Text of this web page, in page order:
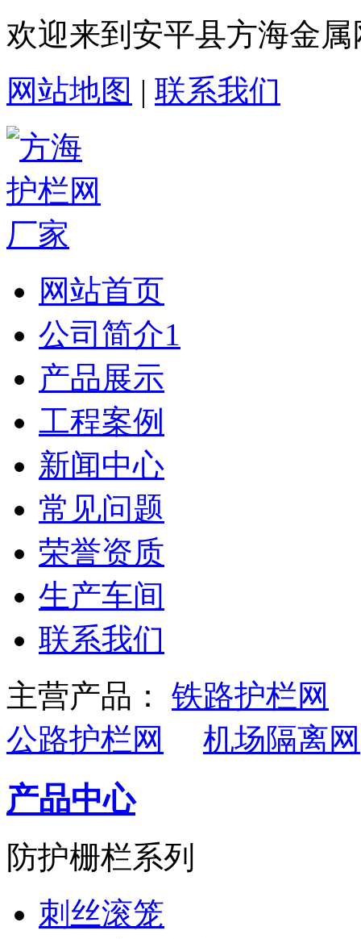
欢迎来到安平县方海金
网站地图 | 联系我们
网站首页
公司简介1
产品展示
工程案例
新闻中心
常见问题
荣誉资质
生产车间
联系我们
主营产品： 铁路护栏网
公路护栏网
机场隔离网
产品中心
防护栅栏系列
刺丝滚笼